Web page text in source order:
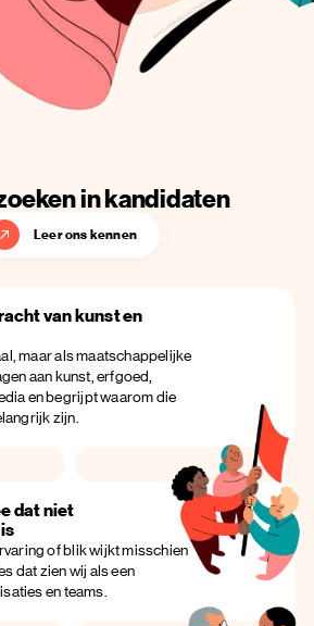
in kandidaten
Leer ons kennen
van kunst en
maar als maatschappelijke
aan kunst, erfgoed,
en begrijpt waarom die
zijn.
dat niet
of blik wijkt misschien
dat zien wij als een
en teams.